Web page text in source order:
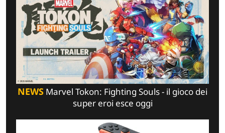
NEWS Marvel Tokon: Fighting Souls - il gioco dei
super eroi esce oggi